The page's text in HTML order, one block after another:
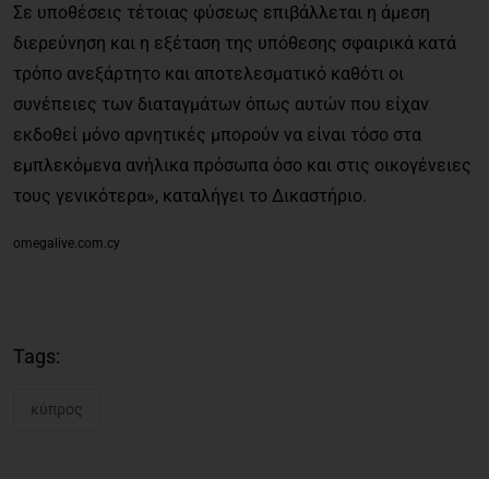
Σε υποθέσεις τέτοιας φύσεως επιβάλλεται η άμεση
διερεύνηση και η εξέταση της υπόθεσης σφαιρικά κατά
τρόπο ανεξάρτητο και αποτελεσματικό καθότι οι
συνέπειες των διαταγμάτων όπως αυτών που είχαν
εκδοθεί μόνο αρνητικές μπορούν να είναι τόσο στα
εμπλεκόμενα ανήλικα πρόσωπα όσο και στις οικογένειες
τους γενικότερα», καταλήγει το Δικαστήριο.
omegalive.com.cy
Tags:
κύπρος